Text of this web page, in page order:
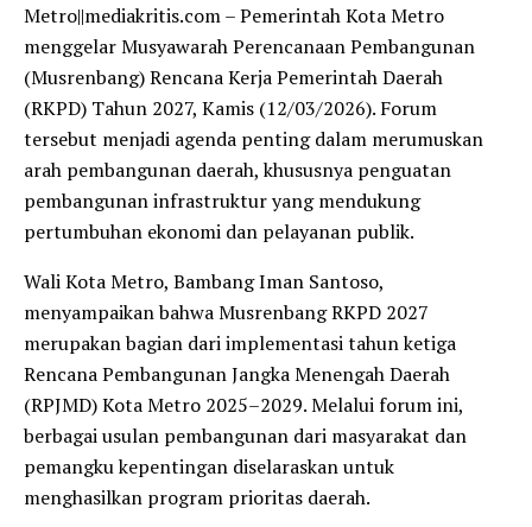
Metro||mediakritis.com – Pemerintah Kota Metro
menggelar Musyawarah Perencanaan Pembangunan
(Musrenbang) Rencana Kerja Pemerintah Daerah
(RKPD) Tahun 2027, Kamis (12/03/2026). Forum
tersebut menjadi agenda penting dalam merumuskan
arah pembangunan daerah, khususnya penguatan
pembangunan infrastruktur yang mendukung
pertumbuhan ekonomi dan pelayanan publik.
Wali Kota Metro, Bambang Iman Santoso,
menyampaikan bahwa Musrenbang RKPD 2027
merupakan bagian dari implementasi tahun ketiga
Rencana Pembangunan Jangka Menengah Daerah
(RPJMD) Kota Metro 2025–2029. Melalui forum ini,
berbagai usulan pembangunan dari masyarakat dan
pemangku kepentingan diselaraskan untuk
menghasilkan program prioritas daerah.